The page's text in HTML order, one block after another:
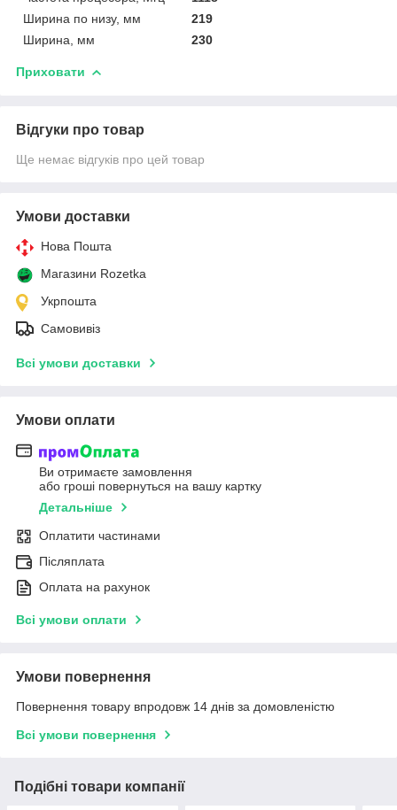
Ширина по низу, мм
219
Ширина, мм
230
Приховати
Відгуки про товар
Ще немає відгуків про цей товар
Умови доставки
Нова Пошта
Магазини Rozetka
Укрпошта
Самовивіз
Всі умови доставки
Умови оплати
Ви отримаєте замовлення
або гроші повернуться на вашу картку
Детальніше
Оплатити частинами
Післяплата
Оплата на рахунок
Всі умови оплати
Умови повернення
Повернення товару впродовж 14 днів за домовленістю
Всі умови повернення
Подібні товари компанії